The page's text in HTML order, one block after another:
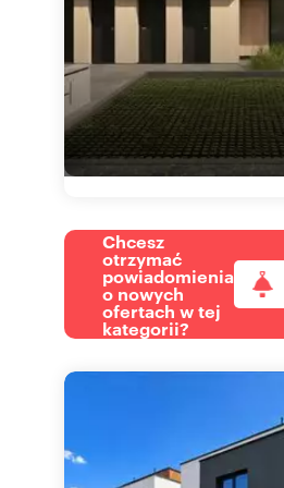
Chcesz
otrzymać
powiadomienia
o nowych
ofertach w tej
kategorii?